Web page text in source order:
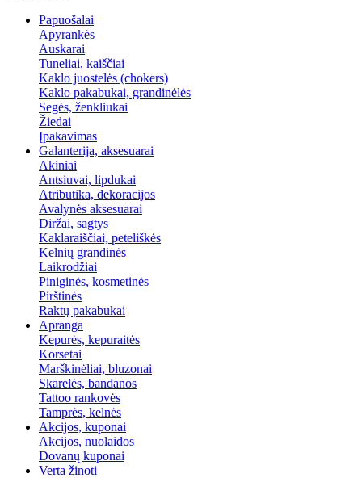
Papuošalai
Apyrankės
Auskarai
Tuneliai, kaiščiai
Kaklo juostelės (chokers)
Kaklo pakabukai, grandinėlės
Segės, ženkliukai
Žiedai
Įpakavimas
Galanterija, aksesuarai
Akiniai
Antsiuvai, lipdukai
Atributika, dekoracijos
Avalynės aksesuarai
Diržai, sagtys
Kaklaraiščiai, peteliškės
Kelnių grandinės
Laikrodžiai
Piniginės, kosmetinės
Pirštinės
Raktų pakabukai
Apranga
Kepurės, kepuraitės
Korsetai
Marškinėliai, bluzonai
Skarelės, bandanos
Tattoo rankovės
Tamprės, kelnės
Akcijos, kuponai
Akcijos, nuolaidos
Dovanų kuponai
Verta žinoti